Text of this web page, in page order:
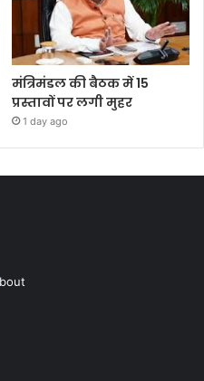
मंत्रिमंडल की बैठक में 15
प्रस्तावों पर लगी मुहर
1 day ago